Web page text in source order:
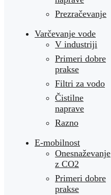
Prezračevanje
Varčevanje vode
V industriji
Primeri dobre
prakse
Filtri za vodo
Čistilne
naprave
Razno
E-mobilnost
Onesnaževanje
z CO2
Primeri dobre
prakse